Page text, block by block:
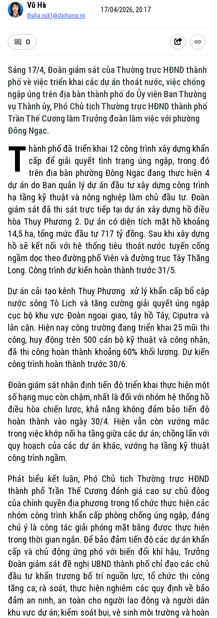
Xu hướng
Vũ Hà
thuha.vu81@daihanoi.vn
17/04/2026, 20:17
0
Sáng 17/4, Đoàn giám sát của Thường trực HĐND thành
phố về việc triển khai các dự án thoát nước, việc chống
ngập úng trên địa bàn thành phố do Ủy viên Ban Thường
vụ Thành ủy, Phó Chủ tịch Thường trực HĐND thành phố
Trần Thế Cương làm Trưởng đoàn làm việc với phường
Đông Ngạc.
T hành phố đã triển khai 12 công trình xây dựng khẩn
cấp để giải quyết tình trạng úng ngập, trong đó
trên địa bàn phường Đông Ngạc đang thực hiện 4
dự án do Ban quản lý dự án đầu tư xây dựng công trình
hạ tầng kỹ thuật và nông nghiệp làm chủ đầu tư. Đoàn
giám sát đã thị sát trực tiếp tại dự án xây dựng hồ điều
hòa Thụy Phương 2. Dự án có diện tích mặt hồ khoảng
14,5 ha, tổng mức đầu tư 717 tỷ đồng. Sau khi xây dựng
hồ sẽ kết nối với hệ thống tiêu thoát nước tuyến cống
ngầm dọc theo đường phố Viên và đường trục Tây Thăng
Long. Công trình dự kiến hoàn thành trước 31/5.
Dự án cải tạo kênh Thuỵ Phương xử lý khẩn cấp bổ cập
nước sông Tô Lịch và tăng cường giải quyết úng ngập
cục bộ khu vực Đoàn ngoại giao, tây hồ Tây, Ciputra và
lân cận. Hiện nay công trường đang triển khai 25 mũi thi
công, huy động trên 500 cán bộ kỹ thuật và công nhân,
đã thi công hoàn thành khoảng 60% khối lượng. Dự kiến
công trình hoàn thành trước 30/6.
Đoàn giám sát nhận định tiến độ triển khai thực hiện một
số hạng mục còn chậm, nhất là đối với nhóm hệ thống hồ
điều hòa chiến lược, khả năng không đảm bảo tiến độ
hoàn thành vào ngày 30/4. Hiện vẫn còn vướng mắc
trong việc khớp nối hạ tầng giữa các dự án; chồng lấn với
quy hoạch của các dự án khác, vướng hạ tầng kỹ thuật
công trình ngầm.
Phát biểu kết luận, Phó Chủ tịch Thường trực HĐND
thành phố Trần Thế Cương đánh giá cao sự chủ động
của chính quyền địa phương trong tổ chức thực hiện các
nhóm công trình khẩn cấp phòng chống úng ngập, đáng
chú ý là công tác giải phóng mặt bằng được thực hiện
trong thời gian ngắn. Để bảo đảm tiến độ các dự án khẩn
cấp và chủ động ứng phó với biến đổi khí hậu, Trưởng
Đoàn giám sát đề nghị UBND thành phố chỉ đạo các chủ
đầu tư khẩn trương bố trí nguồn lực, tổ chức thi công
tăng ca; rà soát, thực hiện nghiêm các quy định về bảo
đảm an ninh, an toàn cho người lao động và người dân
khu vực dự án; kiểm soát bụi, vệ sinh môi trường và hoàn